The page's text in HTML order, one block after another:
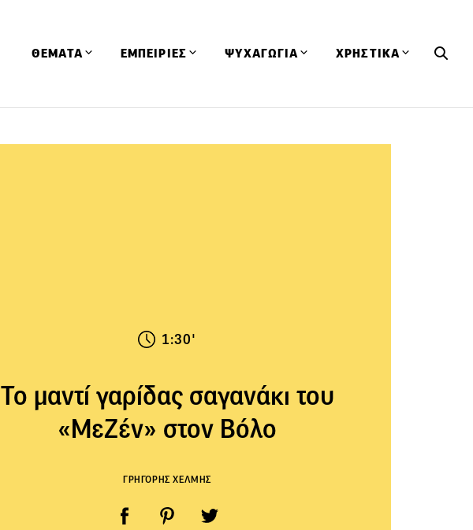
ΘΕΜΑΤΑ ΕΜΠΕΙΡΙΕΣ ΨΥΧΑΓΩΓΙΑ ΧΡΗΣΤΙΚΑ
1:30'
Το μαντί γαρίδας σαγανάκι του
«ΜεΖέν» στον Βόλο
ΓΡΗΓΟΡΗΣ ΧΕΛΜΗΣ